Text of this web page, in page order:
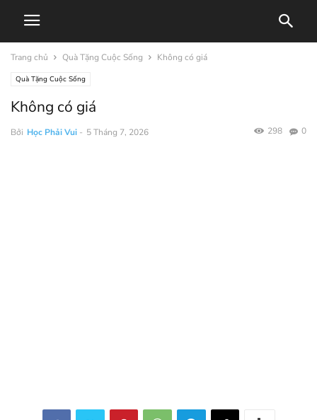
Trang chủ Quà Tặng Cuộc Sống Không có giá
Quà Tặng Cuộc Sống
Không có giá
Bởi Học Phải Vui - 5 Tháng 7, 2026 0
298